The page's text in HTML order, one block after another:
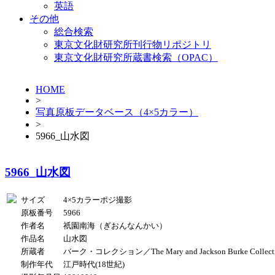
英語
その他
総合検索
東京文化財研究所刊行物リポジトリ
東京文化財研究所蔵書検索（OPAC）
HOME
>
写真原板データベース（4×5カラー）
>
5966_山水図
5966_山水図
サイズ
4×5カラーポジ撮影
原板番号
5966
作者名
祇園南海（ぎおんなんかい）
作品名
山水図
所蔵者
バーク・コレクション／The Mary and Jackson Burke
制作年代
江戸時代(18世紀)